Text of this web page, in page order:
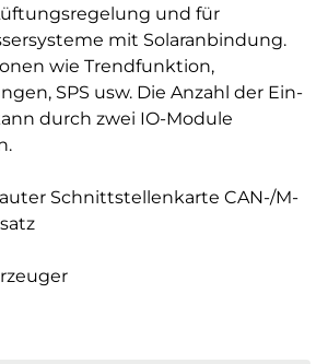
und für
mit Solaranbindung.
wie Trendfunktion,
SPS usw. Die Anzahl der Ein-
durch zwei IO-Module
Schnittstellenkarte CAN-/M-